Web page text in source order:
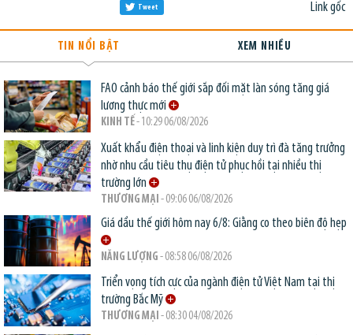
Link gốc
Tweet
TIN NỔI BẬT XEM NHIỀU
FAO cảnh báo thế giới sắp đối mặt làn sóng tăng giá
lương thực mới
KINH TẾ- 10:29 06/08/2026
Xuất khẩu điện thoại và linh kiện duy trì đà tăng trưởng
nhờ nhu cầu tiêu thụ điện tử phục hồi tại nhiều thị
trường lớn
THƯƠNG MẠI - 09:06 06/08/2026
Giá dầu thế giới hôm nay 6/8: Giằng co theo biên độ hẹp
NĂNG LƯỢNG - 08:58 06/08/2026
Triển vọng tích cực của ngành điện tử Việt Nam tại thị
trường Bắc Mỹ
THƯƠNG MẠI - 08:30 04/08/2026